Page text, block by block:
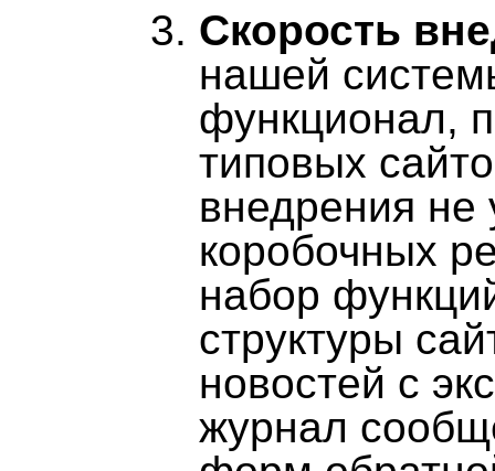
Скорость
нашей
функционал,
типовых
внедрения не
коробочных
набор
структуры
новостей с
журнал